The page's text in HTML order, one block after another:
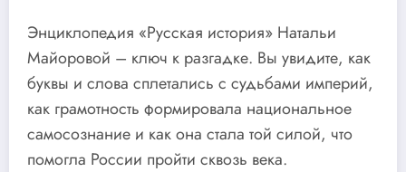
Энциклопедия «Русская история» Натальи
Майоровой – ключ к разгадке. Вы увидите, как
буквы и слова сплетались с судьбами империй,
как грамотность формировала национальное
самосознание и как она стала той силой, что
помогла России пройти сквозь века.